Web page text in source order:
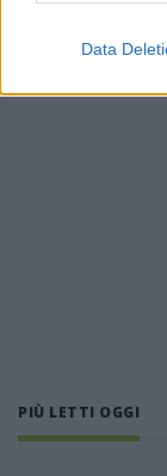
Data
PIÙ LETTI OGGI